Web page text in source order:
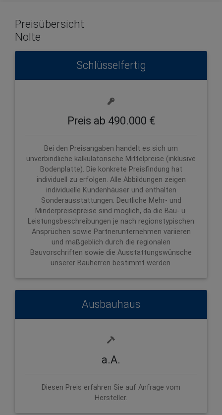
Preisübersicht
Nolte
Schlüsselfertig
Preis ab 490.000 €
Bei den Preisangaben handelt es sich um
unverbindliche kalkulatorische Mittelpreise (inklusive
Bodenplatte). Die konkrete Preisfindung hat
individuell zu erfolgen. Alle Abbildungen zeigen
individuelle Kundenhäuser und enthalten
Sonderausstattungen. Deutliche Mehr- und
Minderpreisepreise sind möglich, da die Bau- u.
Leistungsbeschreibungen je nach regionstypischen
Ansprüchen sowie Partnerunternehmen variieren
und maßgeblich durch die regionalen
Bauvorschriften sowie die Ausstattungswünsche
unserer Bauherren bestimmt werden.
Ausbauhaus
a.A.
Diesen Preis erfahren Sie auf Anfrage vom
Hersteller.